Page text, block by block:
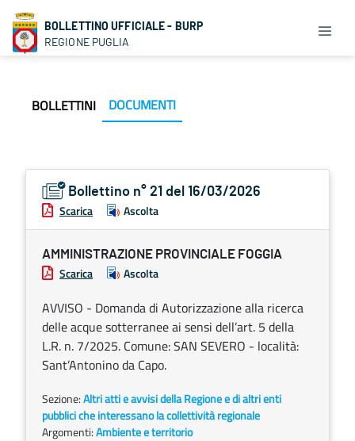
BOLLETTINO UFFICIALE - BURP
REGIONE PUGLIA
BOLLETTINI DOCUMENTI
Bollettino n° 21 del 16/03/2026
Scarica Ascolta
AMMINISTRAZIONE PROVINCIALE FOGGIA
Scarica Ascolta
AVVISO - Domanda di Autorizzazione alla ricerca
delle acque sotterranee ai sensi dell’art. 5 della
L.R. n. 7/2025. Comune: SAN SEVERO - località:
Sant’Antonino da Capo.
Sezione:Altri atti e avvisi della Regione e di altri enti
pubblici che interessano la collettività regionale
Argomenti:Ambiente e territorio